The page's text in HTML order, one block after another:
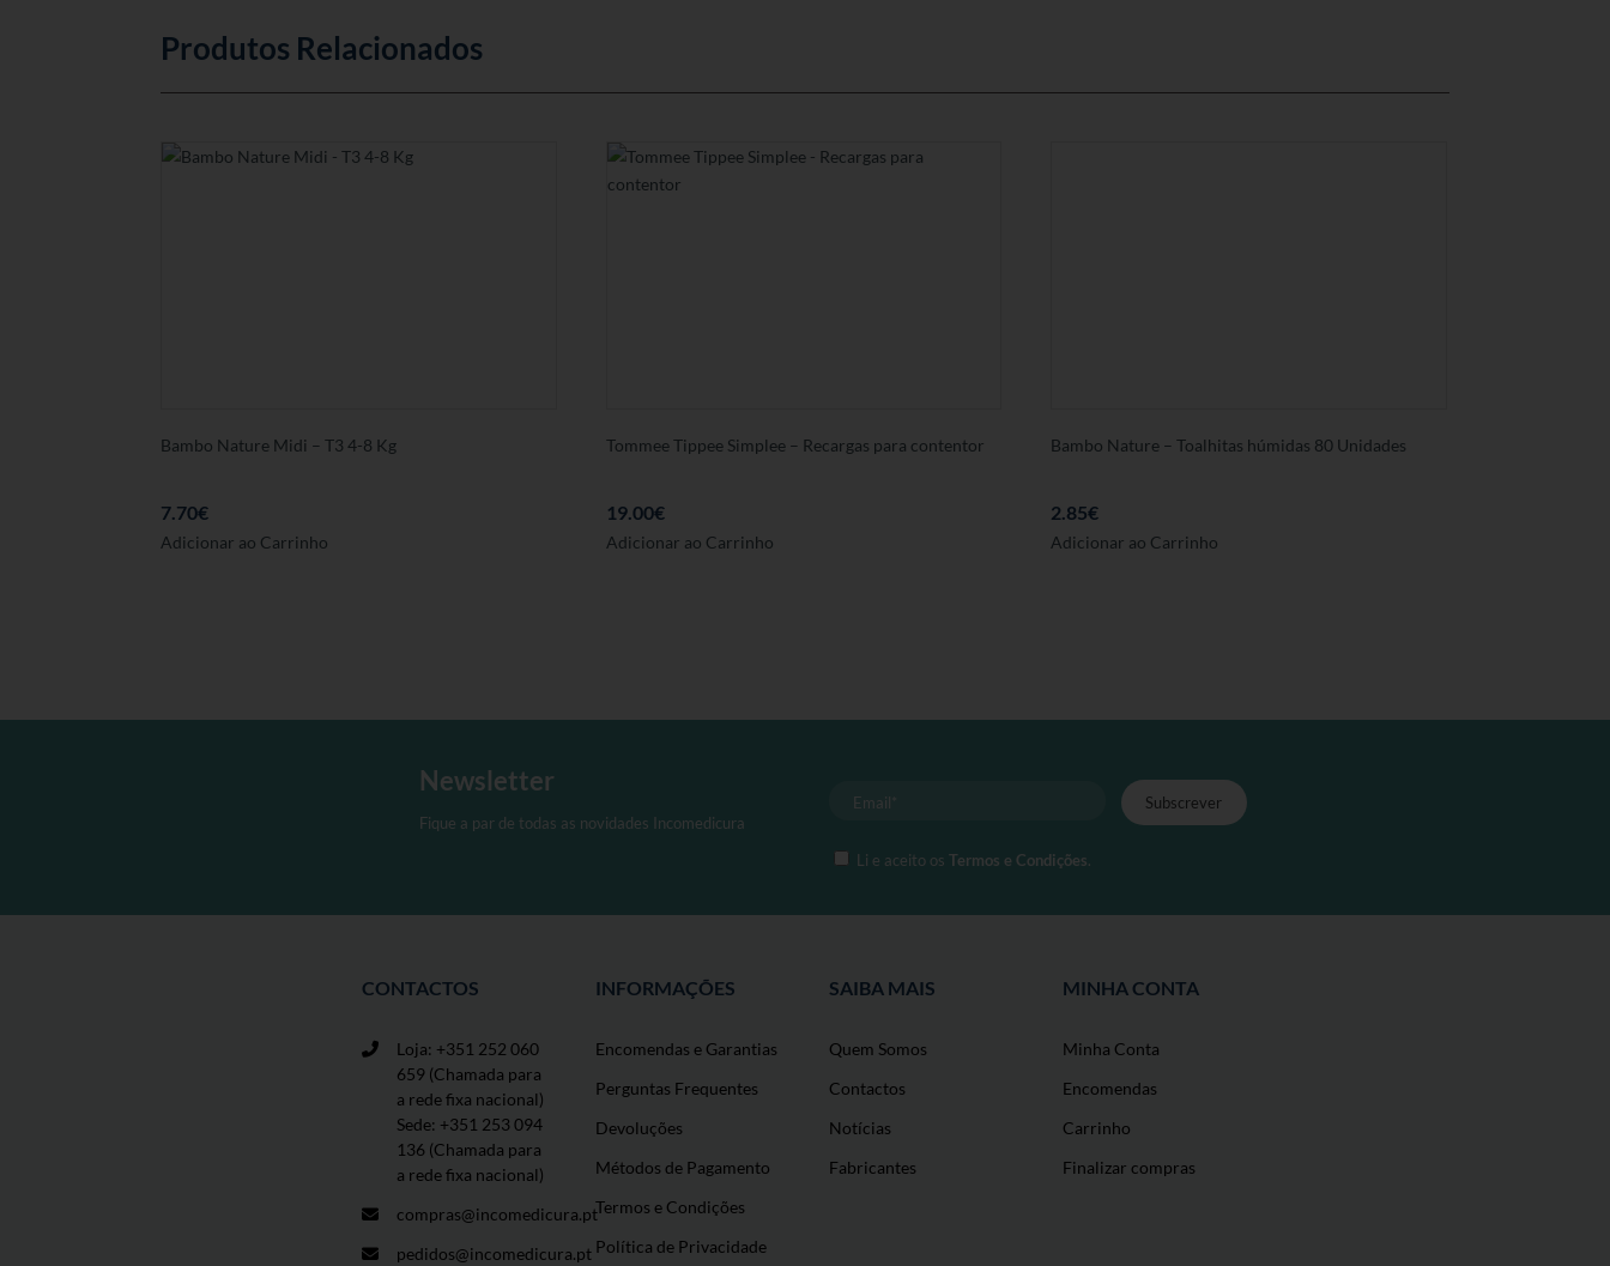
Produtos Relacionados
Bambo Nature Midi – T3 4-8 Kg
7.70€
Adicionar ao Carrinho
Tommee Tippee Simplee – Recargas para contentor
19.00€
Adicionar ao Carrinho
Bambo Nature – Toalhitas húmidas 80 Unidades
2.85€
Adicionar ao Carrinho
Newsletter
Fique a par de todas as novidades Incomedicura
Li e aceito osTermos e Condições.
CONTACTOS
Loja: +351 252 060
659 (Chamada para
a rede fixa nacional)
Sede: +351 253 094
136 (Chamada para
a rede fixa nacional)
compras@incomedicura.pt
pedidos@incomedicura.pt
INFORMAÇÕES
Encomendas e Garantias
Perguntas Frequentes
Devoluções
Métodos de Pagamento
Termos e Condições
Política de Privacidade
SAIBA MAIS
Quem Somos
Contactos
Notícias
Fabricantes
MINHA CONTA
Minha Conta
Encomendas
Carrinho
Finalizar compras